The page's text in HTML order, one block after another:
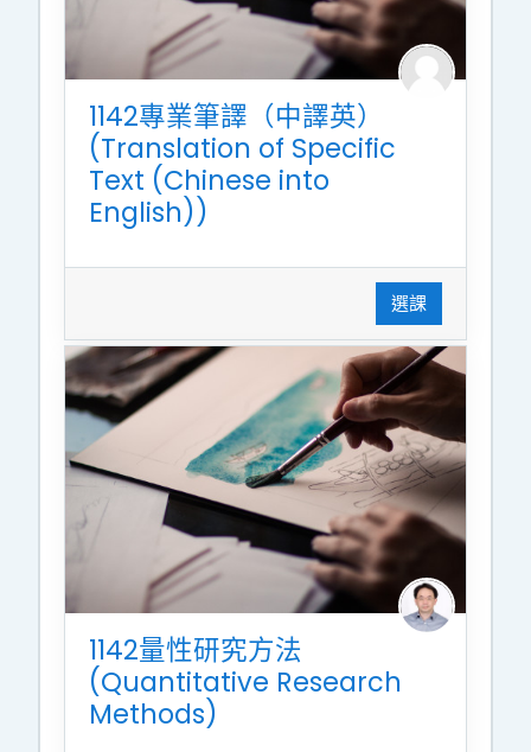
1142專業筆譯（中譯英）
(Translation of Specific
Text (Chinese into
English))
選課
1142量性研究方法
(Quantitative Research
Methods)